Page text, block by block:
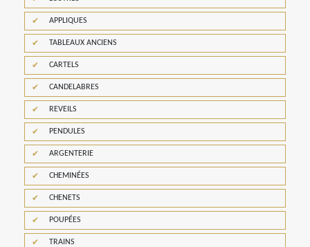
APPLIQUES
TABLEAUX ANCIENS
CARTELS
CANDELABRES
REVEILS
PENDULES
ARGENTERIE
CHEMINÉES
CHENETS
POUPÉES
TRAINS